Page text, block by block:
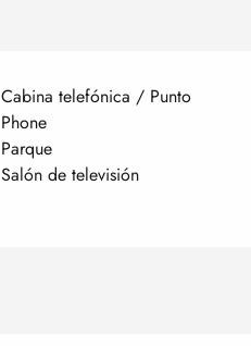
Cabina telefónica / Punto
Phone
Parque
Salón de televisión